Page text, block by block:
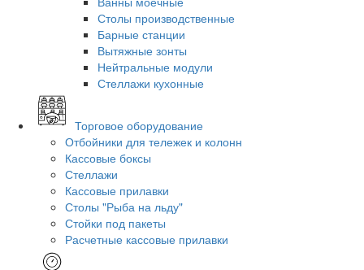
Столы производственные
Барные станции
Вытяжные зонты
Нейтральные модули
Стеллажи кухонные
Торговое оборудование
Отбойники для тележек и колонн
Кассовые боксы
Стеллажи
Кассовые прилавки
Столы "Рыба на льду"
Стойки под пакеты
Расчетные кассовые прилавки